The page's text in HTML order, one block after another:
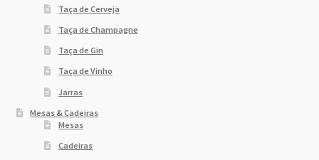
Taça de Cerveja
Taça de Champagne
Taça de Gin
Taça de Vinho
Jarras
Mesas & Cadeiras
Mesas
Cadeiras